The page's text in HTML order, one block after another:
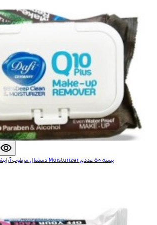
visibility
دستمال مرطوب آرایشی دافی عصاره آووکادو مدل Moisturizer بسته 50 عددی